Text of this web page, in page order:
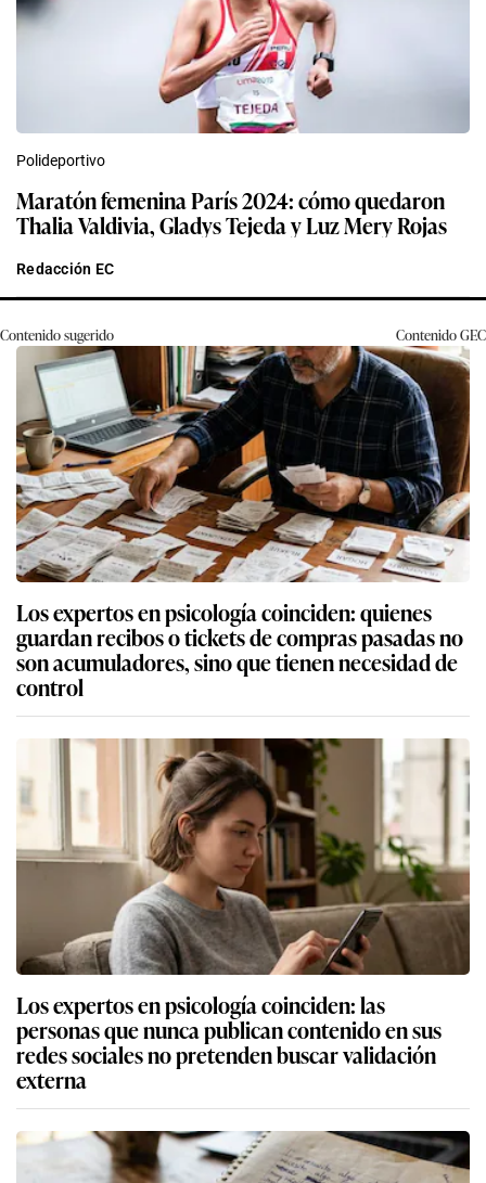
Polideportivo
Maratón femenina París 2024: cómo quedaron
Thalia Valdivia, Gladys Tejeda y Luz Mery Rojas
Redacción EC
Contenido sugerido ContenidoGEC
Los expertos en psicología coinciden: quienes
guardan recibos o tickets de compras pasadas no
son acumuladores, sino que tienen necesidad de
control
Los expertos en psicología coinciden: las
personas que nunca publican contenido en sus
redes sociales no pretenden buscar validación
externa